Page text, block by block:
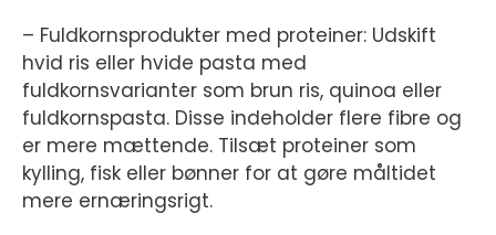
– Fuldkornsprodukter med proteiner: Udskift
hvid ris eller hvide pasta med
fuldkornsvarianter som brun ris, quinoa eller
fuldkornspasta. Disse indeholder flere fibre og
er mere mættende. Tilsæt proteiner som
kylling, fisk eller bønner for at gøre måltidet
mere ernæringsrigt.